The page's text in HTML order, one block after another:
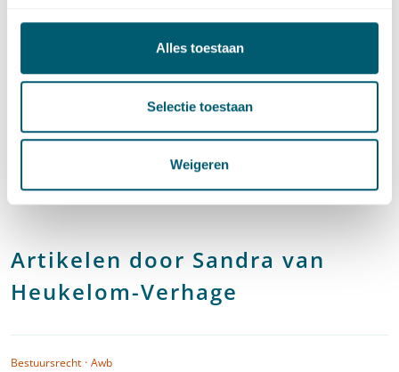
Alles toestaan
Selectie toestaan
Weigeren
Artikelen door Sandra van
Heukelom-Verhage
Bestuursrecht · Awb